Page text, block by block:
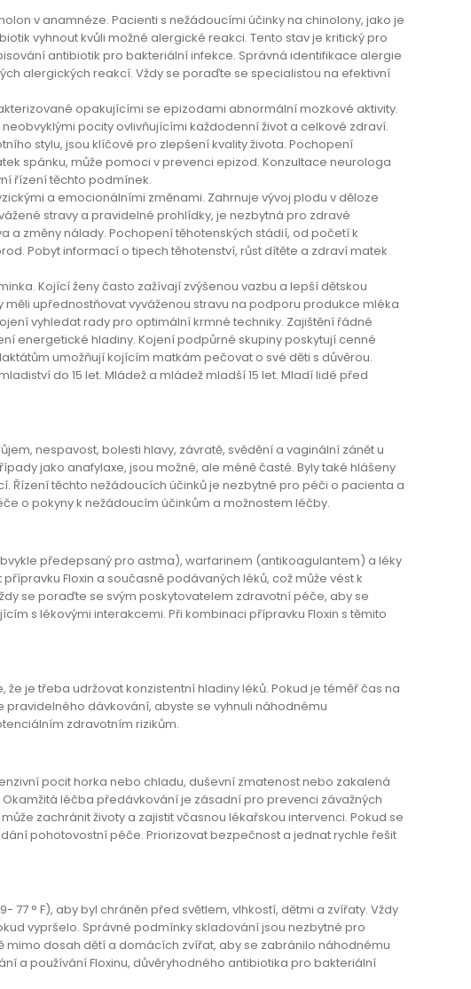
v anamnéze. Pacienti s nežádoucími účinky na chinolony, jako je
vyhnout kvůli možné alergické reakci. Tento stav je kritický pro
antibiotik pro bakteriální infekce. Správná identifikace alergie
alergických reakcí. Vždy se poraďte se specialistou na efektivní
opakujícími se epizodami abnormální mozkové aktivity.
pocity ovlivňujícími každodenní život a celkové zdraví.
stylu, jsou klíčové pro zlepšení kvality života. Pochopení
spánku, může pomoci v prevenci epizod. Konzultace neurologa
řízení těchto podmínek.
a emocionálními změnami. Zahrnuje vývoj plodu v děloze
stravy a pravidelné prohlídky, je nezbytná pro zdravé
a změny nálady. Pochopení těhotenských stádií, od početí k
Pobyt informací o tipech těhotenství, růst dítěte a zdraví matek
Kojící ženy často zažívají zvýšenou vazbu a lepší dětskou
upřednostňovat vyváženou stravu na podporu produkce mléka
vyhledat rady pro optimální krmné techniky. Zajištění řádné
energetické hladiny. Kojení podpůrné skupiny poskytují cenné
umožňují kojícím matkám pečovat o své děti s důvěrou.
do 15 let. Mládež a mládež mladší 15 let. Mladí lidé před
nespavost, bolesti hlavy, závratě, svědění a vaginální zánět u
jako anafylaxe, jsou možné, ale méně časté. Byly také hlášeny
Řízení těchto nežádoucích účinků je nezbytné pro péči o pacienta a
o pokyny k nežádoucím účinkům a možnostem léčby.
předepsaný pro astma), warfarinem (antikoagulantem) a léky
Floxin a současně podávaných léků, což může vést k
se poraďte se svým poskytovatelem zdravotní péče, aby se
s lékovými interakcemi. Při kombinaci přípravku Floxin s těmito
je třeba udržovat konzistentní hladiny léků. Pokud je téměř čas na
dávkování, abyste se vyhnuli náhodnému
zdravotním rizikům.
pocit horka nebo chladu, duševní zmatenost nebo zakalená
léčba předávkování je zásadní pro prevenci závažných
zachránit životy a zajistit včasnou lékařskou intervenci. Pokud se
pohotovostní péče. Priorizovat bezpečnost a jednat rychle řešit
° F), aby byl chráněn před světlem, vlhkostí, dětmi a zvířaty. Vždy
vypršelo. Správné podmínky skladování jsou nezbytné pro
mimo dosah dětí a domácích zvířat, aby se zabránilo náhodnému
a používání Floxinu, důvěryhodného antibiotika pro bakteriální